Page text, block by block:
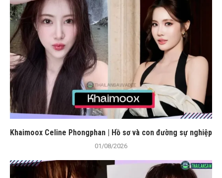
Khaimoox Celine Phongphan | Hồ sơ và con đường sự nghiệp
01/08/2026